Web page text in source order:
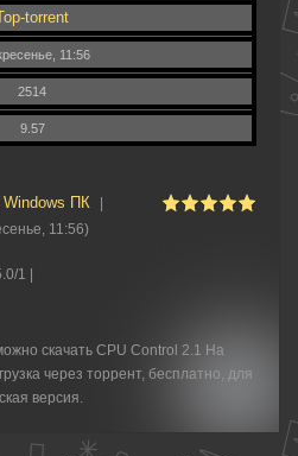
torrent
11:56
2514
9.57
ПК
11:56)
/1 |
скачать CPU Control 2.1 На
через торрент, бесплатно, для
версия.